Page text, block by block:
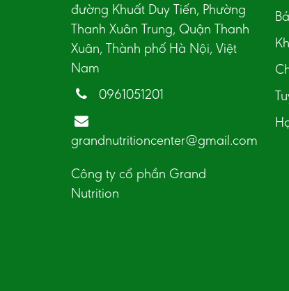
đường Khuất Duy Tiến, Phường
Thanh Xuân Trung, Quận Thanh
Xuân, Thành phố Hà Nội, Việt
Nam
0961051201
grandnutritioncenter@gmail.com
Công ty cổ phần Grand
Nutrition